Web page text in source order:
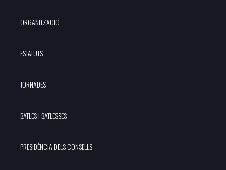
ORGANITZACIÓ
ESTATUTS
JORNADES
BATLES I BATLESSES
PRESIDÈNCIA DELS CONSELLS